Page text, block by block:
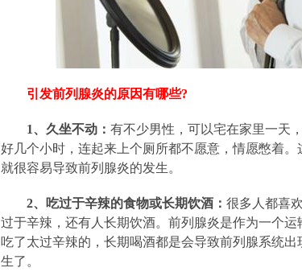
引发前列腺炎的原因有哪些?
1、久坐不动： 有不少男性，可以宅在家里一天
好几个小时，连起来上个厕所都不愿意，情愿憋着。
就很容易导致前列腺炎的发生。
2、吃过于辛辣的食物或长期饮酒： 很多人都喜
过于辛辣，还有人长期饮酒。前列腺炎是作为一个运
吃了太过辛辣的，长期喝酒都是会导致前列腺系统
生了。